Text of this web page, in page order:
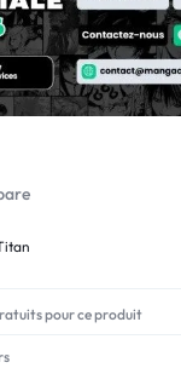
pour ce produit